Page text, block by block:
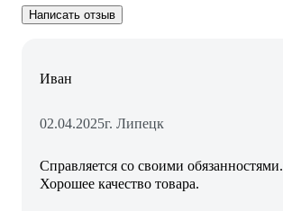
Написать отзыв
Иван
02.04.2025г. Липецк
Справляется со своими обязанностями.
Хорошее качество товара.